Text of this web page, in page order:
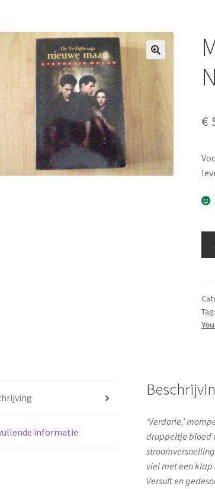
€
informatie
‘Verdorie,’
druppeltje bloed
viel met een
Versuft en